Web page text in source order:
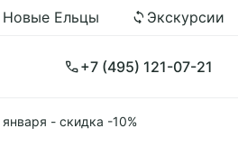
Новые Ельцы Экскурсии
+7 (495) 121-07-21
января - скидка -10%